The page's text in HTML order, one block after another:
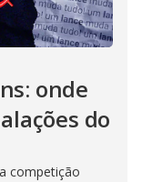
onde
do
competição